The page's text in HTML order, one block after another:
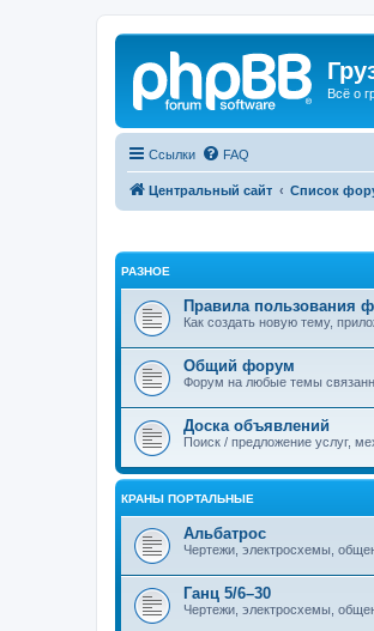
Всё о
Ссылки FAQ
Центральный сайт Список
РАЗНОЕ
Правила пользования
Как создать новую тему,
Общий форум
Форум на любые темы
Доска объявлений
Поиск / предложение услуг,
КРАНЫ ПОРТАЛЬНЫЕ
Альбатрос
Чертежи, электросхемы,
Ганц 5/6–30
Чертежи, электросхемы,